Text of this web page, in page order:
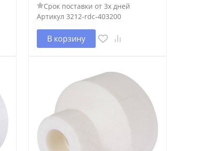
Срок поставки от 3х дней
Артикул 3212-rdc-403200
В корзину